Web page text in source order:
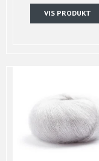
VIS PRODUKT